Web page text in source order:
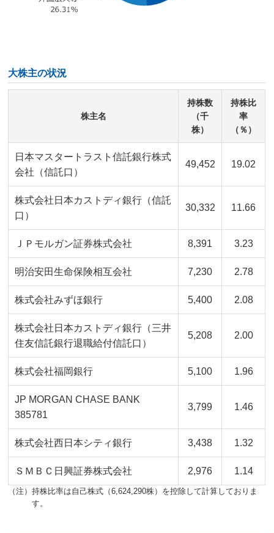
大株主の状況
株主名
持株数
（千
株）
持株比
率
（％）
日本マスタートラスト信託銀行株式
会社（信託口）
49,452​ 19.02​
株式会社日本カストディ銀行（信託
口）
30,332​ 11.66​
ＪＰモルガン証券株式会社 8,391​ 3.23​
明治安田生命保険相互会社 7,230​ 2.78​
株式会社みずほ銀行 5,400​ 2.08​
株式会社日本カストディ銀行（三井
住友信託銀行退職給付信託口）
5,208​ 2.00
株式会社福岡銀行 5,100 1.96
JP MORGAN CHASE BANK
385781
3,799​ 1.46​
株式会社西日本シティ銀行 3,438​ 1.32​
ＳＭＢＣ日興証券株式会社 2,976​ 1.14​
（注）持株比率は自己株式（6,624,290株）を控除して計算しておりま
す。